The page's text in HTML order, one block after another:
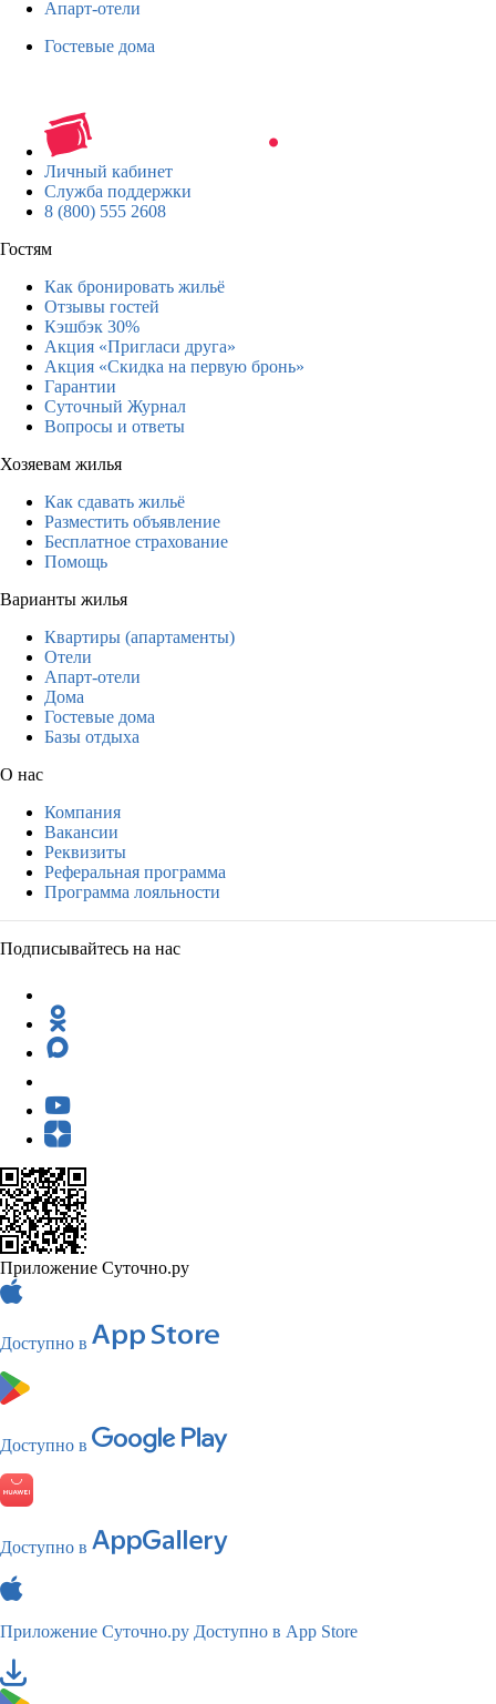
Апарт-отели
Гостевые дома
Личный кабинет
Служба поддержки
8 (800) 555 2608
Гостям
Как бронировать жильё
Отзывы гостей
Кэшбэк 30%
Акция «Пригласи друга»
Акция «Скидка на первую бронь»
Гарантии
Суточный Журнал
Вопросы и ответы
Хозяевам жилья
Как сдавать жильё
Разместить объявление
Бесплатное страхование
Помощь
Варианты жилья
Квартиры (апартаменты)
Отели
Апарт-отели
Дома
Гостевые дома
Базы отдыха
О нас
Компания
Вакансии
Реквизиты
Реферальная программа
Программа лояльности
Подписывайтесь на нас
Приложение Суточно.ру
Доступно в
Доступно в
Доступно в
Приложение Суточно.ру Доступно в App Store